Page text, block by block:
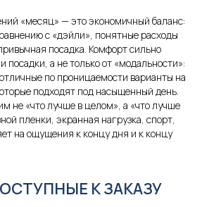
«месяц» — это экономичный баланс:
с «дэйли», понятные расходы
посадка. Комфорт сильно
посадки, а не только от «модальности»:
по проницаемости варианты на
подходят под насыщенный день.
не «что лучше в целом», а «что лучше
пленки, экранная нагрузка, спорт,
на ощущения к концу дня и к концу
К ЗАКАЗУ